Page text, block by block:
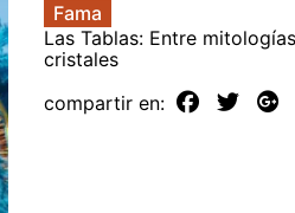
Fama
Las Tablas: Entre
cristales
compartir en: